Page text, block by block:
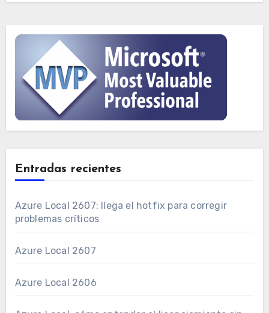
Entradas recientes
Azure Local 2607: llega el hotfix para corregir
problemas críticos
Azure Local 2607
Azure Local 2606